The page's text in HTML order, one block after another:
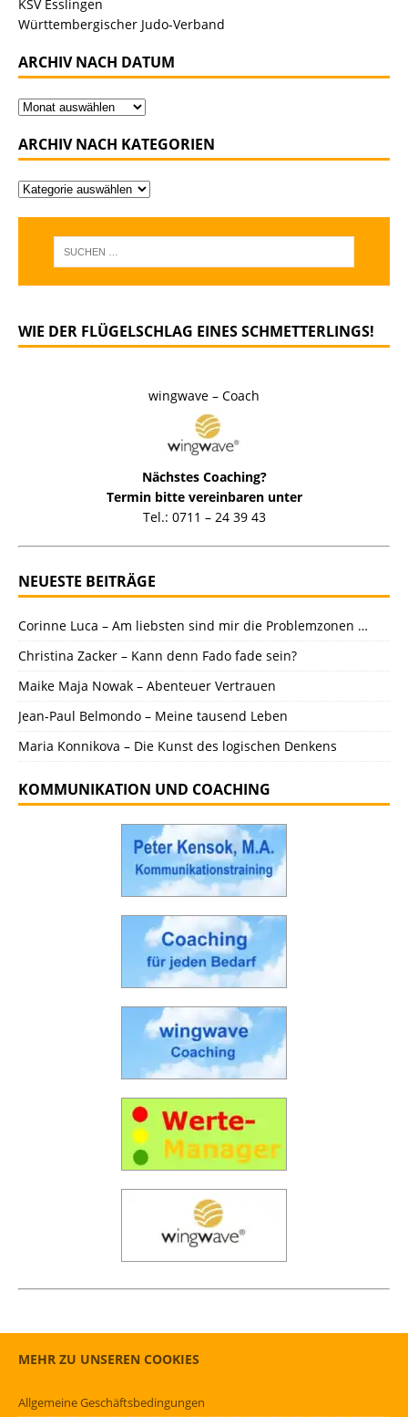
KSV Esslingen
Württembergischer Judo-Verband
ARCHIV NACH DATUM
ARCHIV NACH KATEGORIEN
WIE DER FLÜGELSCHLAG EINES SCHMETTERLINGS!
wingwave – Coach
Nächstes Coaching?
Termin bitte vereinbaren unter
Tel.: 0711 – 24 39 43
NEUESTE BEITRÄGE
Corinne Luca – Am liebsten sind mir die Problemzonen …
Christina Zacker – Kann denn Fado fade sein?
Maike Maja Nowak – Abenteuer Vertrauen
Jean-Paul Belmondo – Meine tausend Leben
Maria Konnikova – Die Kunst des logischen Denkens
KOMMUNIKATION UND COACHING
MEHR ZU UNSEREN COOKIES
Allgemeine Geschäftsbedingungen